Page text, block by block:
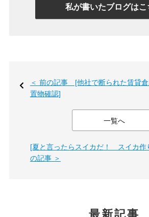
私が書いたブログはこ
＜ 前の記事 [他社で断られた賃貸
置物確認]
一覧へ
[夏と言ったらスイカだ！ スイカ
の記事 ＞
最新記事